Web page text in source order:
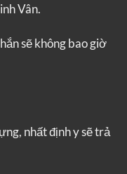
Vân.
sẽ không bao giờ
nhất định y sẽ trả